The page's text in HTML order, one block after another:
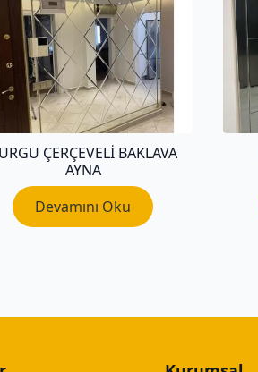
ÇERÇEVELI BAKLAVA
AYNA
Devamını Oku